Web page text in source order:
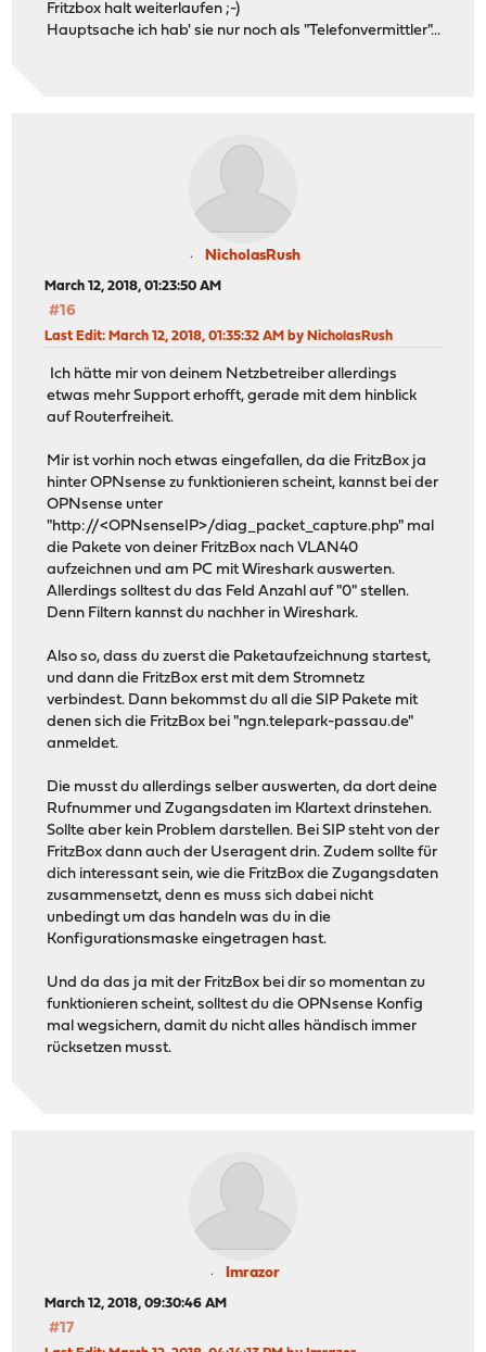
Fritzbox halt weiterlaufen ;-)
Hauptsache ich hab' sie nur noch als "Telefonvermittler"...
NicholasRush
March 12, 2018, 01:23:50 AM
#16
Last Edit: March 12, 2018, 01:35:32 AM by NicholasRush
Ich hätte mir von deinem Netzbetreiber allerdings
etwas mehr Support erhofft, gerade mit dem hinblick
auf Routerfreiheit.
Mir ist vorhin noch etwas eingefallen, da die FritzBox ja
hinter OPNsense zu funktionieren scheint, kannst bei der
OPNsense unter
"http://<OPNsenseIP>/diag_packet_capture.php" mal
die Pakete von deiner FritzBox nach VLAN40
aufzeichnen und am PC mit Wireshark auswerten.
Allerdings solltest du das Feld Anzahl auf "0" stellen.
Denn Filtern kannst du nachher in Wireshark.
Also so, dass du zuerst die Paketaufzeichnung startest,
und dann die FritzBox erst mit dem Stromnetz
verbindest. Dann bekommst du all die SIP Pakete mit
denen sich die FritzBox bei "ngn.telepark-passau.de"
anmeldet.
Die musst du allerdings selber auswerten, da dort deine
Rufnummer und Zugangsdaten im Klartext drinstehen.
Sollte aber kein Problem darstellen. Bei SIP steht von der
FritzBox dann auch der Useragent drin. Zudem sollte für
dich interessant sein, wie die FritzBox die Zugangsdaten
zusammensetzt, denn es muss sich dabei nicht
unbedingt um das handeln was du in die
Konfigurationsmaske eingetragen hast.
Und da das ja mit der FritzBox bei dir so momentan zu
funktionieren scheint, solltest du die OPNsense Konfig
mal wegsichern, damit du nicht alles händisch immer
rücksetzen musst.
Imrazor
March 12, 2018, 09:30:46 AM
#17